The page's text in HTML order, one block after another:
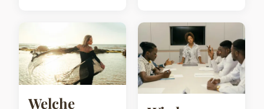
Welche